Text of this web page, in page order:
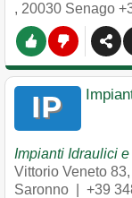
, 20030 Senago
Impianti Idraulici
Vittorio Veneto 83,
Saronno | +39